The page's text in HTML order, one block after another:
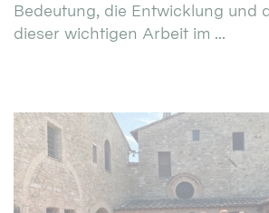
Bedeutung, die Entwicklung und
dieser wichtigen Arbeit im ...